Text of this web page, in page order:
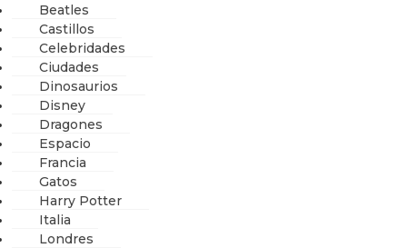
Beatles
Castillos
Celebridades
Ciudades
Dinosaurios
Disney
Dragones
Espacio
Francia
Gatos
Harry Potter
Italia
Londres